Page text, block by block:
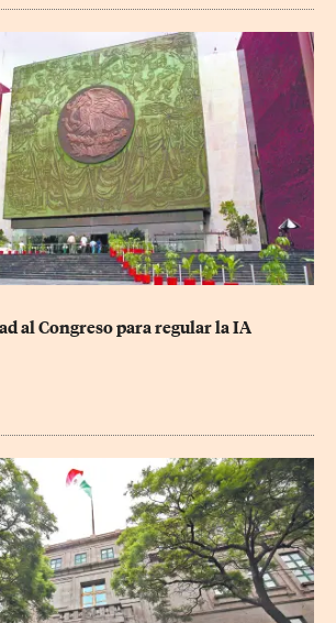
al Congreso para regular la IA